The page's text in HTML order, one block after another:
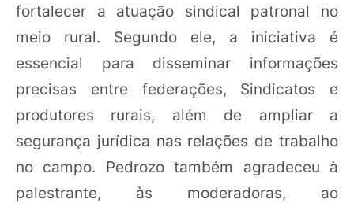
fortalecer a atuação sindical patronal no
meio rural. Segundo ele, a iniciativa é
essencial para disseminar informações
precisas entre federações, Sindicatos e
produtores rurais, além de ampliar a
segurança jurídica nas relações de trabalho
no campo. Pedrozo também agradeceu à
palestrante, às moderadoras, ao